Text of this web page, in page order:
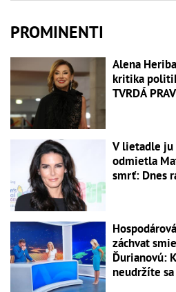
PROMINENTI
Alena
kritika
TVRDÁ
V lietadle ju
odmietla
smrť: Dnes
záchvat
Ďurianovú:
neudržíte